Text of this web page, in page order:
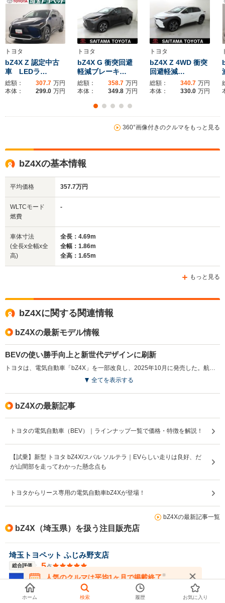
サイズ
(全長x全幅x全高)
排気量
全幅
1.86m
全長
4.83m
ホイールベース
-m
全幅
1.86m
全長
4.69m
ホイールベース
-m
ホイ
トヨタ
bZ4X Z 認定中古
車 LEDラ…
総額： 307.7 万円
本体：
299.0 万円
トヨタ
bZ4X G 衝突回避
軽減ブレーキ…
総額： 358.7 万円
本体：
349.8 万円
トヨタ
bZ4X Z 4WD 衝突
回避軽減…
総額： 340.7 万円
本体：
330.0 万円
360°画像付きのクルマをもっと見る
bZ4Xの基本情報
平均価格 357.7万円
WLTCモード
燃費
-
車体寸法
(全長x全幅x全
高)
全長：4.69m
全幅：1.86m
全高：1.65m
もっと見る
bZ4Xに関する関連情報
bZ4Xの最新モデル情報
BEVの使い勝手向上と新世代デザインに刷新
トヨタは、電気自動車「bZ4X」を一部改良し、2025年10月に発売した。航続距離は最大746kmに延長され、急速充電時間は最短約28分に短縮。寒冷地での利便性を向上させるバッテリープレコンディショニング機能を搭載した。また、新たにトヨタ純正の「6kW普通充電器」がオプションで設定されている。走行性能では、eAxleを小型化し出力を向上させ、0-100km/h加速を5.1秒を実現した他、車両各部をリファインしている。フロントデザインをトヨタの新世代デザインモチーフであるハンマーヘッドデザインへ刷新。最新のコネクティッドナビ対応の14インチディスプレイオーディオを搭載。新色の外板色も加わり、内装デザインがシンプルで開放感のある形状に変更された。新充電サービス「TEEMO」も同時にスタートし、bZ4Xの購入者には特典が用意されている。（2025.10）
全てを表示する
bZ4Xの最新記事
トヨタの電気自動車（BEV）｜ラインナップ一覧で価格・特徴を解説！
【試乗】新型 トヨタ bZ4X/スバル ソルテラ｜EVらしい走りは良好、だ
が山間部を走ってわかった懸念点も
トヨタからリース専用の電気自動車bZ4Xが登場！
bZ4Xの最新記事一覧
bZ4X（埼玉県）を扱う注目販売店
埼玉トヨペット ふじみ野支店
総合評価 5点
埼玉トヨペット ふじみ野支店でございます！
トヨタ bZ4Xの
1台
総掲載数
人気のクルマは平均1ヶ月で掲載終了※
在庫が無くなる前にお問い合わせください
ホーム 検索 履歴 お気に入り